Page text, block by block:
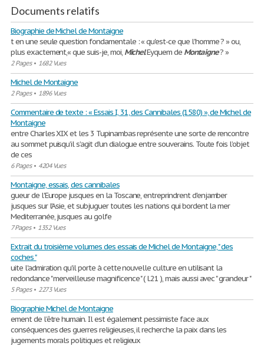
Documents relatifs
Biographie de Michel de Montaigne
t en une seule question fondamentale : « qu'est-ce que l'homme ? » ou,
plus exactement,« que suis-je, moi, MichelEyquem de Montaigne? »
2 Pages• 1682 Vues
Michel de Montaigne
2 Pages• 1896 Vues
Commentaire de texte : « Essais I, 31, des Cannibales (1580) », de Michel de
Montaigne
entre Charles XIX et les 3 Tupinambas représente une sorte de rencontre
au sommet puisqu’il s’agit d’un dialogue entre souverains. Toute fois l’objet
de ces
6 Pages• 4204 Vues
Montaigne, essais, des cannibales
gueur de l'Europe jusques en la Toscane, entreprindrent d'enjamber
jusques sur l'Asie, et subjuguer toutes les nations qui bordent la mer
Mediterranée, jusques au golfe
7 Pages• 1352 Vues
Extrait du troisième volumes des essais de Michel de Montaigne, " des
coches "
uite l'admiration qu'il porte à cette nouvelle culture en utilisant la
redondance " merveilleuse magnificence " ( l.21 ), mais aussi avec " grandeur "
5 Pages• 2273 Vues
Biographie Michel de Montaigne
ement de l’être humain. Il est également pessimiste face aux
conséquences des guerres religieuses, il recherche la paix dans les
jugements morals politiques et religieux